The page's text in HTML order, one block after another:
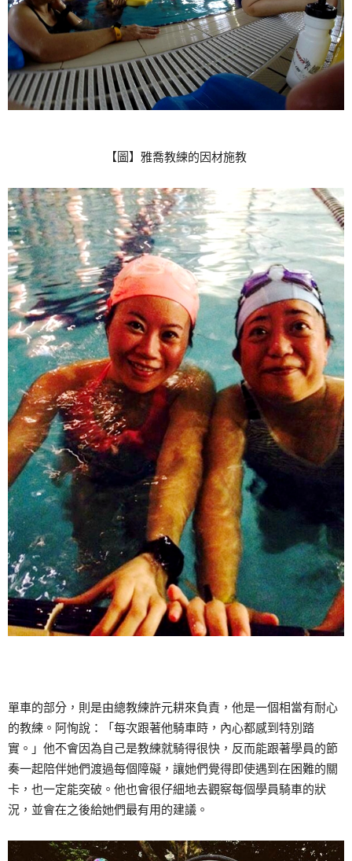
【圖】雅喬教練的因材施教
單車的部分，則是由總教練許元耕來負責，他是一個相當有耐心
的教練。阿恂說：「每次跟著他騎車時，內心都感到特別踏
實。」他不會因為自己是教練就騎得很快，反而能跟著學員的節
奏一起陪伴她們渡過每個障礙，讓她們覺得即使遇到在困難的關
卡，也一定能突破。他也會很仔細地去觀察每個學員騎車的狀
況，並會在之後給她們最有用的建議。